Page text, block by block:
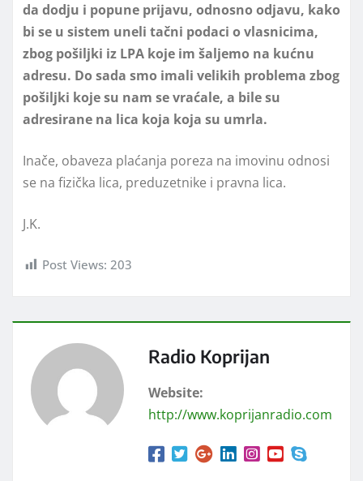
da dodju i popune prijavu, odnosno odjavu, kako
bi se u sistem uneli tačni podaci o vlasnicima,
zbog pošiljki iz LPA koje im šaljemo na kućnu
adresu. Do sada smo imali velikih problema zbog
pošiljki koje su nam se vraćale, a bile su
adresirane na lica koja koja su umrla.
Inače, obaveza plaćanja poreza na imovinu odnosi
se na fizička lica, preduzetnike i pravna lica.
J.K.
Post Views: 203
Radio Koprijan
Website:
http://www.koprijanradio.com